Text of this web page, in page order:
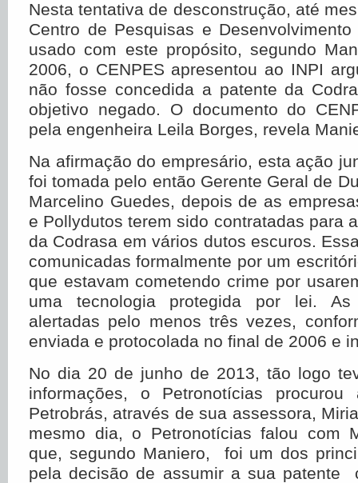
Nesta tentativa de desconstrução, até
Centro de Pesquisas e
usado com este propósito, segundo
2006, o CENPES apresentou ao INPI
não fosse concedida a patente da
objetivo negado. O documento do
pela engenheira Leila Borges, revela
Na afirmação do empresário, esta ação
foi tomada pelo então Gerente Geral de
Marcelino Guedes, depois de as
e Pollydutos terem sido contratadas para
da Codrasa em vários dutos escuros.
comunicadas formalmente por um
que estavam cometendo crime por
uma tecnologia protegida por lei. As
alertadas pelo menos três vezes,
enviada e protocolada no final de 2006 e
No dia 20 de junho de 2013, tão logo
informações, o Petronotícias
Petrobrás, através de sua assessora,
mesmo dia, o Petronotícias falou com
que, segundo Maniero, foi um dos
pela decisão de assumir a sua patente